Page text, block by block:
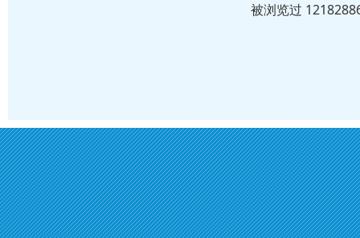
被浏览过